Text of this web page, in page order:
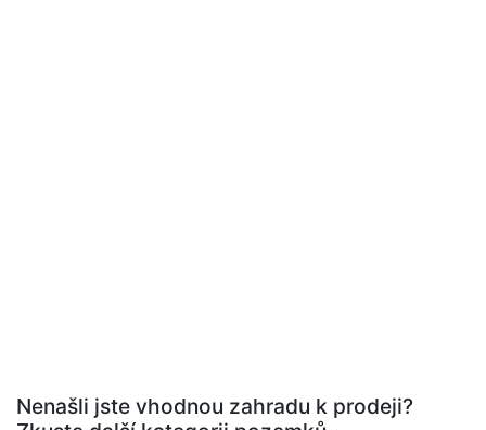
Nenašli jste vhodnou zahradu k prodeji?